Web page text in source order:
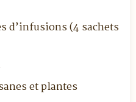
d’infusions (4 sachets
et plantes